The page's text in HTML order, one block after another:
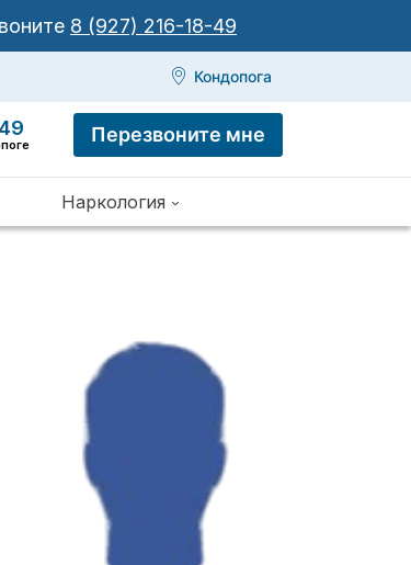
8 (927) 216-18-49
Кондопога
Перезвоните мне
Наркология